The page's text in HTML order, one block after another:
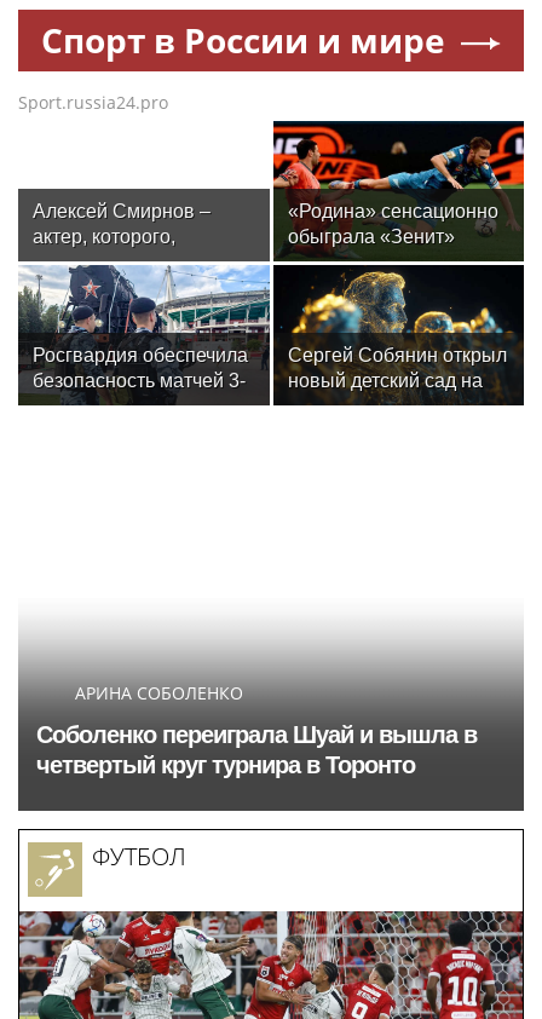
Спорт в России и мире
Sport.russia24.pro
Алексей Смирнов –
актер, которого,
надеюсь, еще не
забыли
«Родина» сенсационно
обыграла «Зенит»
и одержала первую
победу в РПЛ
Росгвардия обеспечила
безопасность матчей 3-
го тура РПЛ в Москве
Сергей Собянин открыл
новый детский сад на
300 мест в Москве
АРИНА СОБОЛЕНКО
Соболенко переиграла Шуай и вышла в
четвертый круг турнира в Торонто
ФУТБОЛ